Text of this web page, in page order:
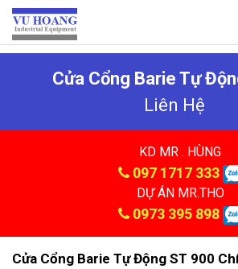
Cửa Cổng Barie Tự
Liên Hệ
KD MR . HÙNG
097 1717 333
DỰ ÁN MR.THO
0973 395 898
Cửa Cổng Barie Tự Động ST 900